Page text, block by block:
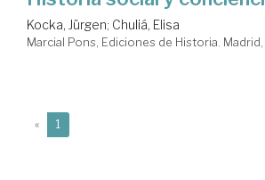
Kocka, Jürgen; Chuliá, Elisa
Marcial Pons, Ediciones de Historia.
« 1